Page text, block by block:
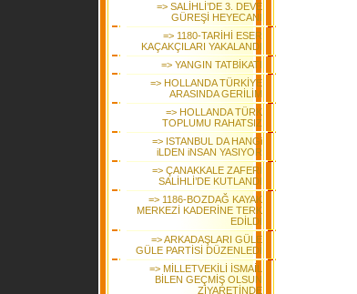
=> SALİHLİ’DE 3. DEVE
GÜREŞİ HEYECANI
=> 1180-TARİHİ ESER
KAÇAKÇILARI YAKALANDI
=> YANGIN TATBİKATI
=> HOLLANDA TÜRKİYE
ARASINDA GERİLİM
=> HOLLANDA TÜRK
TOPLUMU RAHATSIZ
=> ISTANBUL DA HANGi
iLDEN iNSAN YASIYOR
=> ÇANAKKALE ZAFERİ
SALİHLİ’DE KUTLANDI
=> 1186-BOZDAĞ KAYAK
MERKEZİ KADERİNE TERK
EDİLDİ
=> ARKADAŞLARI GÜLE
GÜLE PARTİSİ DÜZENLEDİ
=> MİLLETVEKİLİ İSMAİL
BİLEN GEÇMİŞ OLSUN
ZİYARETİNDE